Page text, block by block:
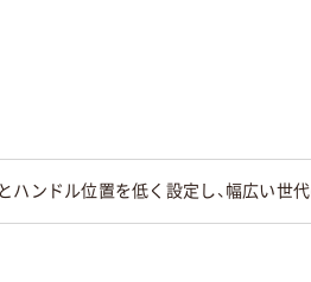
ハンドル位置を低く設定し、幅広い世